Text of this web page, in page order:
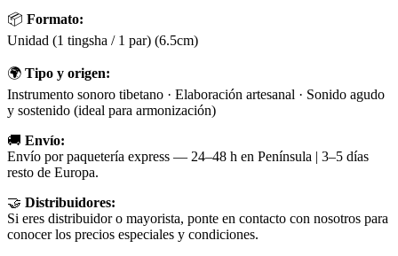
📦 Formato:
Unidad (1 tingsha / 1 par) (6.5cm)
🌍 Tipo y origen:
Instrumento sonoro tibetano · Elaboración artesanal · Sonido agudo
y sostenido (ideal para armonización)
🚚 Envío:
Envío por paquetería express — 24–48 h en Península | 3–5 días
resto de Europa.
🤝 Distribuidores:
Si eres distribuidor o mayorista, ponte en contacto con nosotros para
conocer los precios especiales y condiciones.